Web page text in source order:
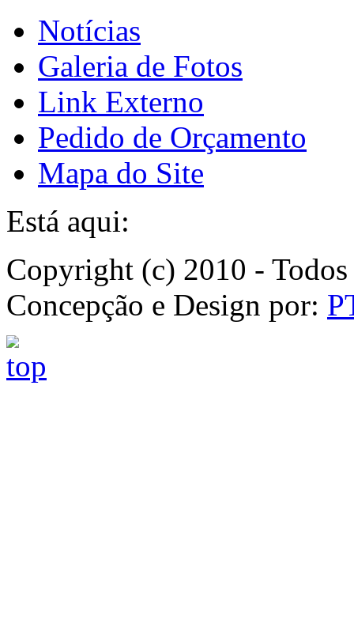
Notícias
Galeria de Fotos
Link Externo
Pedido de Orçamento
Mapa do Site
Está aqui:
Copyright (c) 2010 -
Concepção e Design por: